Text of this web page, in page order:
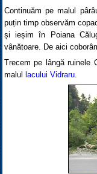
Continuăm pe malul
puțin timp observăm
și ieșim în Poiana
vânătoare. De aici
Trecem pe lângă ruinele
malul
lacului Vidraru.